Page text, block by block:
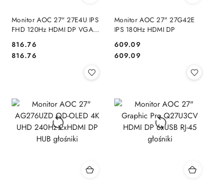
Monitor AOC 27" 27E4U IPS
FHD 120Hz HDMI DP VGA
Cena:
816.76
Cena:
816.76
Monitor AOC 27" 27G42E
IPS 180Hz HDMI DP
Cena:
609.09
Cena:
609.09